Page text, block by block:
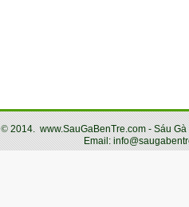
© 2014. www.SauGaBenTre.com - Sáu
Email: